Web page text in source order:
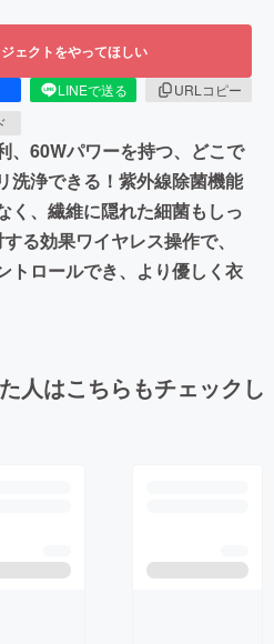
ェクトをやってほしい
LINEで送る
URLコピー
、60Wパワーを持つ、どこで
洗浄できる！紫外線除菌機能
く、繊維に隠れた細菌もしっ
る効果ワイヤレス操作で、
トロールでき、より優しく衣
人はこちらもチェックし